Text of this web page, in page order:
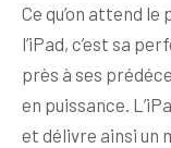
Ce qu’on attend
l’iPad, c’est sa
près à ses
en puissance.
et délivre ainsi un